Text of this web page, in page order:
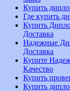
Купить
Где купить
Купить
Доставка
Надежные
Доставка
Купите
Качество
Купить
Купить